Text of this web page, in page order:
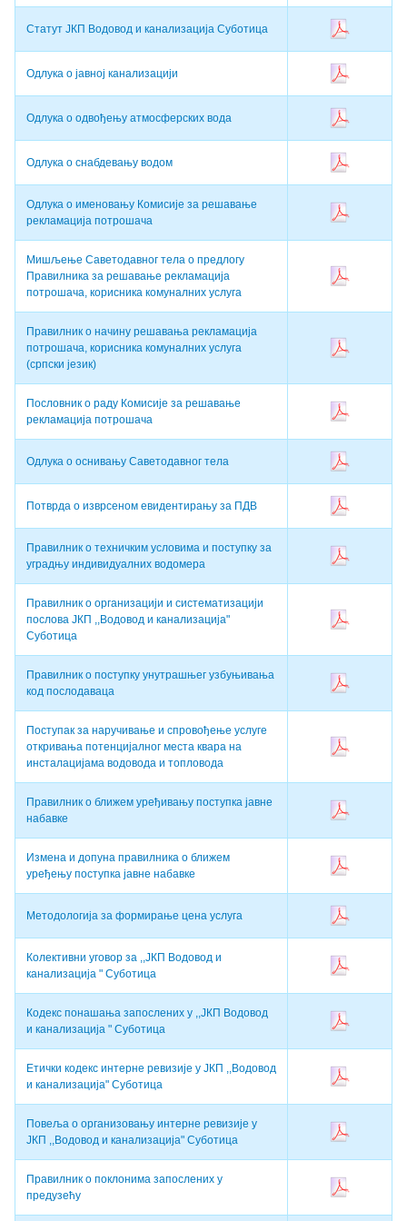
Статут ЈКП Водовод и канализација Суботица
Одлука о јавној канализацији
Одлука о одвођењу атмосферских вода
Одлука о снабдевању водом
Одлука о именовању Комисије за решавање
рекламација потрошача
Мишљење Саветодавног тела о предлогу
Правилника за решавање рекламација
потрошача, корисника комуналних услуга
Правилник о начину решавања рекламација
потрошача, корисника комуналних услуга
(српски језик)
Пословник о раду Комисије за решавање
рекламација потрошача
Одлука о оснивању Саветодавног тела
Потврда о изврсеном евидентирању за ПДВ
Правилник о техничким условима и поступку за
уградњу индивидуалних водомера
Правилник о организацији и систематизацији
послова ЈКП ,,Водовод и канализација"
Суботица
Правилник о поступку унутрашњег узбуњивања
код послодаваца
Поступак за наручивање и спровођење услуге
откривања потенцијалног места квара на
инсталацијама водовода и топловода
Правилник о ближем уређивању поступка јавне
набавке
Измена и допуна правилника о ближем
уређењу поступка јавне набавке
Методологија за формирање цена услуга
Колективни уговор за ,,ЈКП Водовод и
канализација " Суботица
Кодекс понашања запослених у ,,ЈКП Водовод
и канализација " Суботица
Етички кодекс интерне ревизије у ЈКП ,,Водовод
и канализација" Суботица
Повеља о организовању интерне ревизије у
ЈКП ,,Водовод и канализација" Суботица
Правилник о поклонима запослених у
предузећу